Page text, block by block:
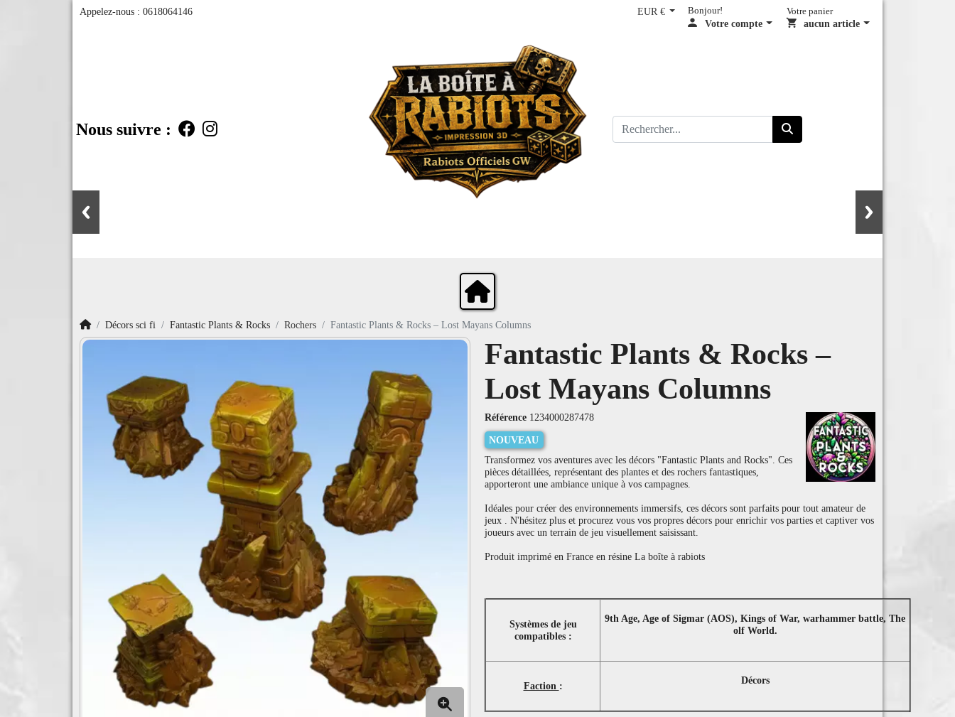
Appelez-nous : 0618064146 EUR € Bonjour!
Votre compte
Votre panier
aucun article
Nous suivre :
AccueilDécors sci fi Fantastic Plants & Rocks Rochers Fantastic Plants & Rocks – Lost Mayans Columns
Fantastic Plants & Rocks –
Lost Mayans Columns
Référence 1234000287478
NOUVEAU
Transformez vos aventures avec les décors "Fantastic Plants and Rocks". Ces
pièces détaillées, représentant des plantes et des rochers fantastiques,
apporteront une ambiance unique à vos campagnes.
Idéales pour créer des environnements immersifs, ces décors sont parfaits pour tout amateur de
jeux . N'hésitez plus et procurez vous vos propres décors pour enrichir vos parties et captiver vos
joueurs avec un terrain de jeu visuellement saisissant.
Produit imprimé en France en résine La boîte à rabiots
Systèmes de jeu
compatibles :
9th Age, Age of Sigmar (AOS), Kings of War, warhammer battle, The
olf World.
Faction : Décors